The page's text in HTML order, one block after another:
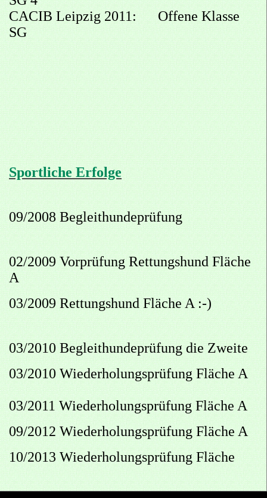
CACIB Leipzig 2011: Offene Klasse
SG
Sportliche Erfolge
09/2008 Begleithundeprüfung
02/2009 Vorprüfung Rettungshund Fläche
A
03/2009 Rettungshund Fläche A :-)
03/2010 Begleithundeprüfung die Zweite
03/2010 Wiederholungsprüfung Fläche A
03/2011 Wiederholungsprüfung Fläche A
09/2012 Wiederholungsprüfung Fläche A
10/2013 Wiederholungsprüfung Fläche